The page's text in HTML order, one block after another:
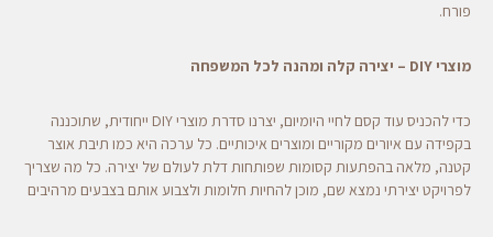
פורח.
מוצרי DIY – יצירה קלה ומהנה לכל המשפחה
כדי להכניס עוד קסם לחיי היומיום, יצרנו סדרת מוצרי DIY ייחודית, שתוכננה
בקפידה עם איורים מקוריים ומוצרים איכותיים. כל ערכה היא כמו תיבת אוצר
קטנה, מלאה בהפתעות קסומות שפותחות דלת לעולם של יצירה. כל מה שצריך
לפרויקט יצירתי נמצא שם, מוכן להחיות חלומות ולצבוע אותם בצבעים מרהיבים